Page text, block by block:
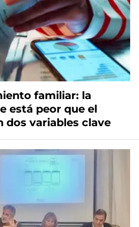
familiar: la
está peor que el
dos variables clave